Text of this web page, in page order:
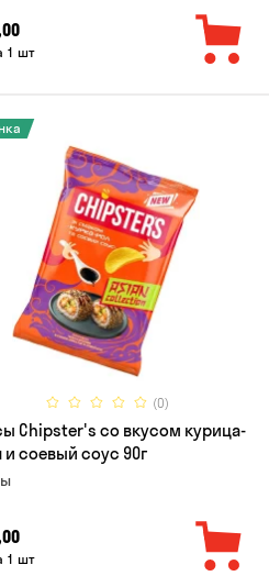
1 шт
(0)
Chipster's со вкусом курица-
и соевый соус 90г
1 шт